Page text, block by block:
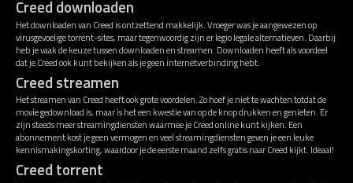
Creed downloaden
Het downloaden van Creed is ontzettend makkelijk. Vroeger was je aangewezen op
virusgevoelige torrent-sites, maar tegenwoordig zijn er legio legale alternatieven. Daarbij
heb je vaak de keuze tussen downloaden en streamen. Downloaden heeft als voordeel
dat je Creed ook kunt bekijken als je geen internetverbinding hebt.
Creed streamen
Het streamen van Creed heeft ook grote voordelen. Zo hoef je niet te wachten totdat de
movie gedownload is, maar is het een kwestie van op de knop drukken en genieten. Er
zijn steeds meer streamingdiensten waarmee je Creed online kunt kijken. Een
abonnement kost je geen vermogen en veel streamingdiensten geven je een leuke
kennismakingskorting, waardoor je de eerste maand zelfs gratis naar Creed kijkt. Ideaal!
Creed torrent